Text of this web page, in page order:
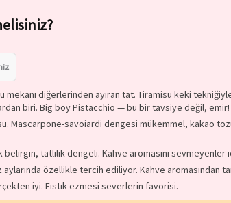
mekanı diğerlerinden ayıran tat. Tiramisu keki
biri. Big boy Pistacchio — bu bir tavsiye değil, emir!
Mascarpone-savoiardi dengesi mükemmel, kakao
belirgin, tatlılık dengeli. Kahve aromasını
özellikle tercih ediliyor. Kahve aromasından
iyi. Fıstık ezmesi severlerin favorisi.